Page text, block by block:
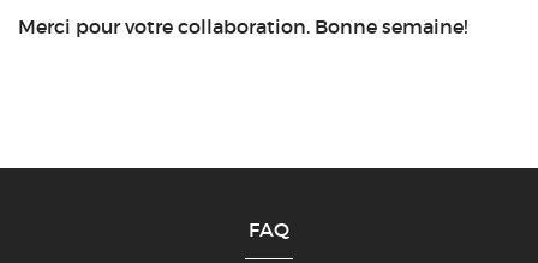
Merci pour votre collaboration. Bonne semaine!
FAQ